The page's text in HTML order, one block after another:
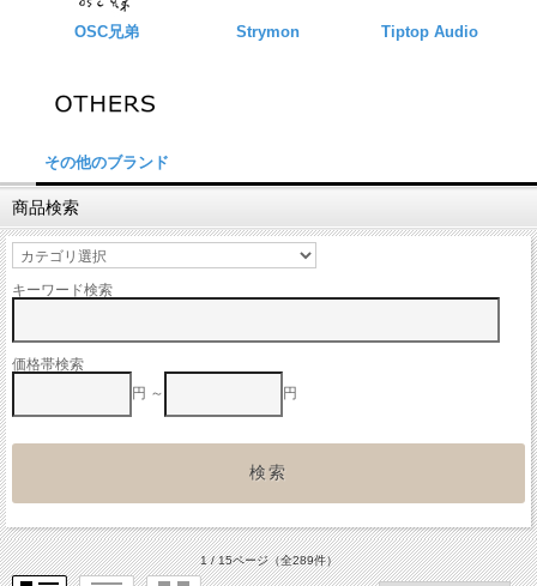
OSC兄弟 Strymon Tiptop Audio
その他のブランド
商品検索
キーワード検索
価格帯検索
円 ～
円
1 / 15ページ（全289件）